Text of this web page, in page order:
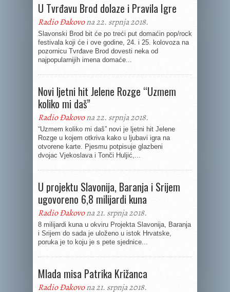
U Tvrđavu Brod dolaze i Pravila Igre
Radio Đakovona 22. srpnja 2018.
Slavonski Brod bit će po treći put domaćin pop/rock
festivala koji će i ove godine, 24. i 25. kolovoza na
pozornicu Tvrđave Brod dovesti neka od
najpopularnijih imena domaće...
Novi ljetni hit Jelene Rozge “Uzmem
koliko mi daš”
Radio Đakovona 22. srpnja 2018.
“Uzmem koliko mi daš” novi je ljetni hit Jelene
Rozge u kojem otkriva kako u ljubavi igra na
otvorene karte. Pjesmu potpisuje glazbeni
dvojac Vjekoslava i Tonči Huljić,...
U projektu Slavonija, Baranja i Srijem
ugovoreno 6,8 milijardi kuna
Radio Đakovona 21. srpnja 2018.
8 milijardi kuna u okviru Projekta Slavonija, Baranja
i Srijem do sada je uloženo u istok Hrvatske,
poruka je to koju je s pete sjednice...
Mlada misa Patrika Križanca
Radio Đakovona 21. srpnja 2018.